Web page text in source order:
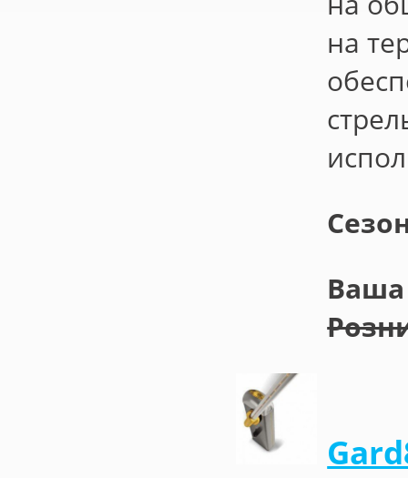
на
Ваша